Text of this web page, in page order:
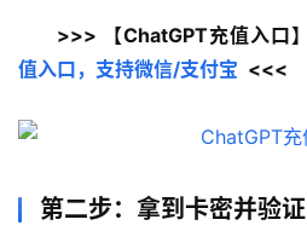
>>> 【ChatGPT充值入口】
值入口，支持微信/支付宝
  <<<
第二步：拿到卡密并验证